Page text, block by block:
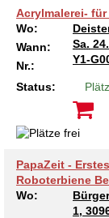
Acrylmalerei-
Wo:
Wann:
Sa.
Nr.:
Y1-
Status:
PapaZeit -
Roboterbiene
Wo:
1,